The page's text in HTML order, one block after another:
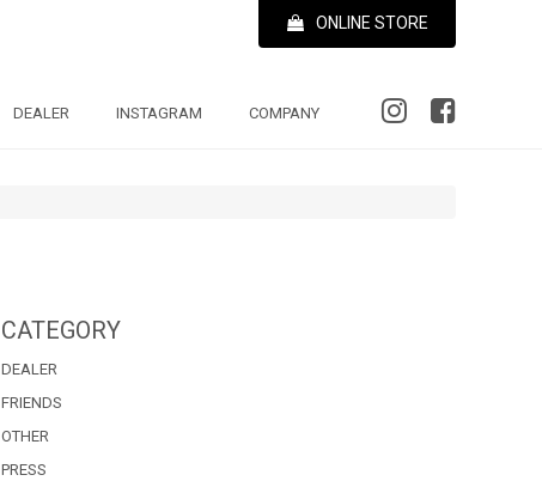
ONLINE STORE
DEALER INSTAGRAM COMPANY
CATEGORY
DEALER
FRIENDS
OTHER
PRESS